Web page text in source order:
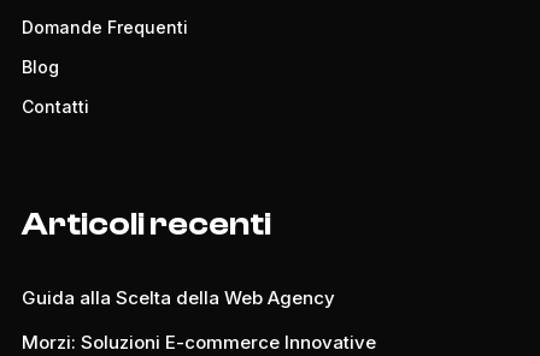
Domande Frequenti
Blog
Contatti
Articoli recenti
Guida alla Scelta della Web Agency
Morzi: Soluzioni E-commerce Innovative